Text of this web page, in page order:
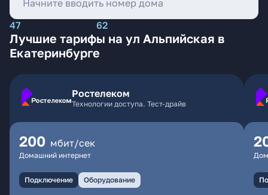
47 62
Лучшие тарифы на ул Альпийская в
Екатеринбурге
Ростелеком
Технологии доступа. Тест-драйв
200 мбит/сек
Домашний интернет
Подключение Оборудование